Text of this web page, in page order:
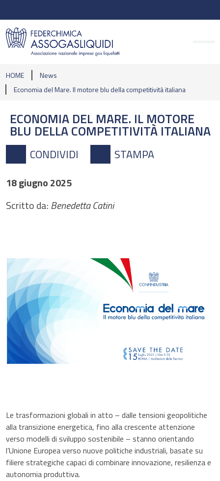
HOME
News
Economia del Mare. Il motore blu della competitività italiana
ECONOMIA DEL MARE. IL MOTORE
BLU DELLA COMPETITIVITÀ ITALIANA
CONDIVIDI STAMPA
18 giugno 2025
Scritto da:Benedetta Catini
Le trasformazioni globali in atto – dalle tensioni geopolitiche
alla transizione energetica, fino alla crescente attenzione
verso modelli di sviluppo sostenibile – stanno orientando
l’Unione Europea verso nuove politiche industriali, basate su
filiere strategiche capaci di combinare innovazione, resilienza e
autonomia produttiva.